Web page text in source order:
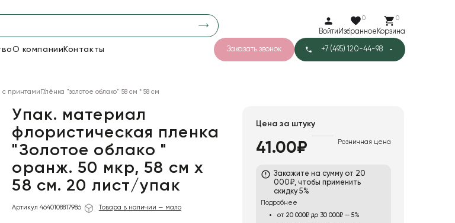
Войти
0
Избранное
0
Корзина
О компании Контакты Заказать звонок +7 (495) 120-44-98
18
Сетка6
с принтами Плёнка "золотое облако" 58 см * 58 см
Упак. материал
флористическая пленка
"Золотое облако "
оранж. 50 мкр, 58 см х
58 см. 20 лист/упак
Артикул 4640108817986 Товара в наличии — мало
Цена за штуку
41.00₽ Розничная цена
Закажите на сумму от 20
000₽, чтобы применить
скидку 5%
Подробнее
от 20 000₽ до 30 000₽ — 5%